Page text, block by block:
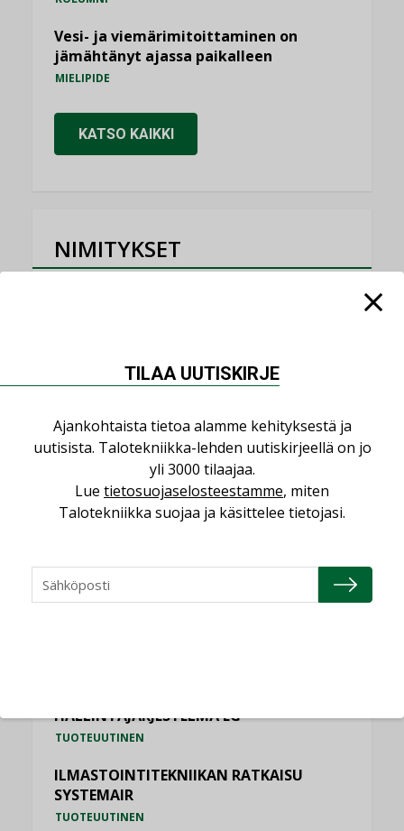
Vesi- ja viemärimitoittaminen on
jämähtänyt ajassa paikalleen
MIELIPIDE
KATSO KAIKKI
NIMITYKSET
Granlund Oy
NIMITYKSET
Schneider Electric
NIMITYKSET
HALLINTAJÄRJESTELMÄ EG
TUOTEUUTINEN
ILMASTOINTITEKNIIKAN RATKAISU
SYSTEMAIR
TUOTEUUTINEN
TILAA UUTISKIRJE
Ajankohtaista tietoa alamme kehityksestä ja
uutisista. Talotekniikka-lehden uutiskirjeellä on jo
yli 3000 tilaajaa.
Lue tietosuojaselosteestamme, miten
Talotekniikka suojaa ja käsittelee tietojasi.